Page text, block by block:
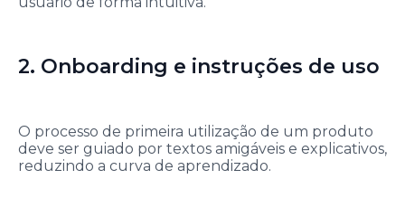
2. Onboarding e instruções de uso
O processo de primeira utilização de um produto
deve ser guiado por textos amigáveis e explicativos,
reduzindo a curva de aprendizado.